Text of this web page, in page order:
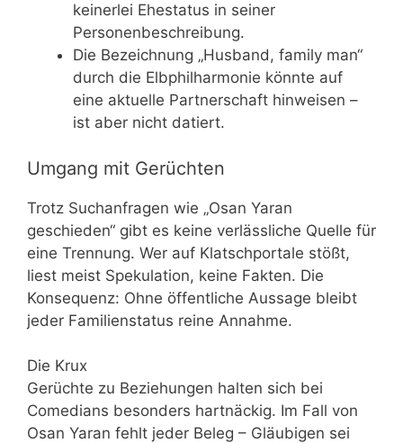
keinerlei Ehestatus in seiner
Personenbeschreibung.
Die Bezeichnung „Husband, family man“
durch die Elbphilharmonie könnte auf
eine aktuelle Partnerschaft hinweisen –
ist aber nicht datiert.
Umgang mit Gerüchten
Trotz Suchanfragen wie „Osan Yaran
geschieden“ gibt es keine verlässliche Quelle für
eine Trennung. Wer auf Klatschportale stößt,
liest meist Spekulation, keine Fakten. Die
Konsequenz: Ohne öffentliche Aussage bleibt
jeder Familienstatus reine Annahme.
Die Krux
Gerüchte zu Beziehungen halten sich bei
Comedians besonders hartnäckig. Im Fall von
Osan Yaran fehlt jeder Beleg – Gläubigen sei